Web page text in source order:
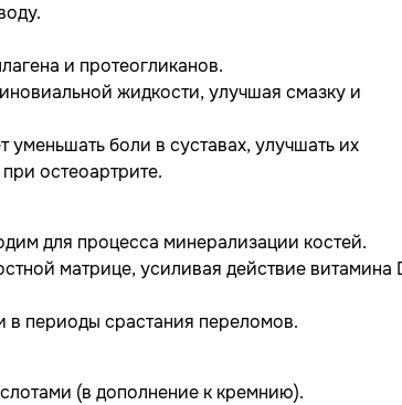
и протеогликанов.
жидкости, улучшая смазку и
боли в суставах, улучшать их
остеоартрите.
для процесса минерализации костей.
матрице, усиливая действие витамина
в периоды срастания переломов.
(в дополнение к кремнию).